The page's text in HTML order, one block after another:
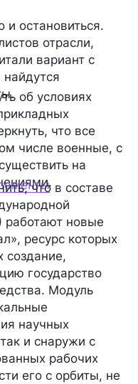
остановиться.
отрасли,
вариант с
об условиях
что все
числе военные, с
на
что в составе
работают новые
ресурс которых
создание,
государство
Модуль
научных
и снаружи с
рабочих
его с орбиты, не